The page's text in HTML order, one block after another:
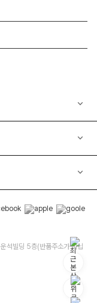
석빌딩 5층(반품주소가 아닙